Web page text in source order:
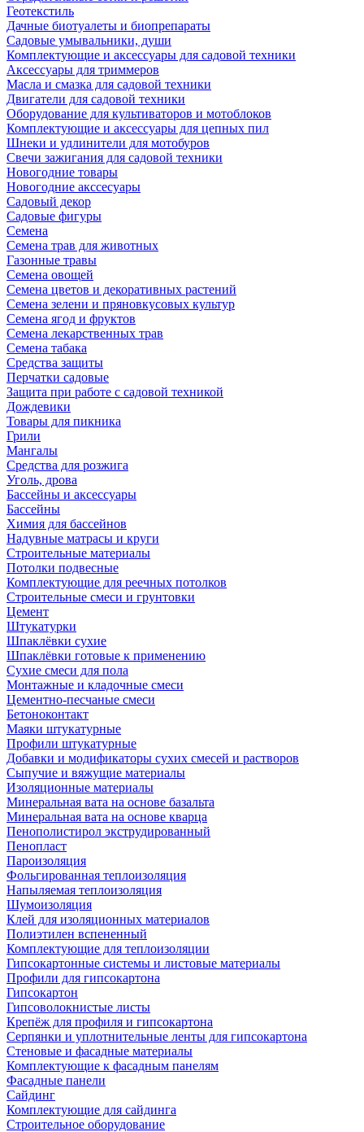
Геотекстиль
Дачные биотуалеты и биопрепараты
Садовые умывальники, души
Комплектующие и аксессуары для садовой техники
Аксессуары для триммеров
Масла и смазка для садовой техники
Двигатели для садовой техники
Оборудование для культиваторов и мотоблоков
Комплектующие и аксессуары для цепных пил
Шнеки и удлинители для мотобуров
Свечи зажигания для садовой техники
Новогодние товары
Новогодние акссесуары
Садовый декор
Садовые фигуры
Семена
Семена трав для животных
Газонные травы
Семена овощей
Семена цветов и декоративных растений
Семена зелени и пряновкусовых культур
Семена ягод и фруктов
Семена лекарственных трав
Семена табака
Средства защиты
Перчатки садовые
Защита при работе с садовой техникой
Дождевики
Товары для пикника
Грили
Мангалы
Средства для розжига
Уголь, дрова
Бассейны и аксессуары
Бассейны
Химия для бассейнов
Надувные матрасы и круги
Строительные материалы
Потолки подвесные
Комплектующие для реечных потолков
Строительные смеси и грунтовки
Цемент
Штукатурки
Шпаклёвки сухие
Шпаклёвки готовые к применению
Сухие смеси для пола
Монтажные и кладочные смеси
Цементно-песчаные смеси
Бетоноконтакт
Маяки штукатурные
Профили штукатурные
Добавки и модификаторы сухих смесей и растворов
Сыпучие и вяжущие материалы
Изоляционные материалы
Минеральная вата на основе базальта
Минеральная вата на основе кварца
Пенополистирол экструдированный
Пенопласт
Пароизоляция
Фольгированная теплоизоляция
Напыляемая теплоизоляция
Шумоизоляция
Клей для изоляционных материалов
Полиэтилен вспененный
Комплектующие для теплоизоляции
Гипсокартонные системы и листовые материалы
Профили для гипсокартона
Гипсокартон
Гипсоволокнистые листы
Крепёж для профиля и гипсокартона
Серпянки и уплотнительные ленты для гипсокартона
Стеновые и фасадные материалы
Комплектующие к фасадным панелям
Фасадные панели
Сайдинг
Комплектующие для сайдинга
Строительное оборудование